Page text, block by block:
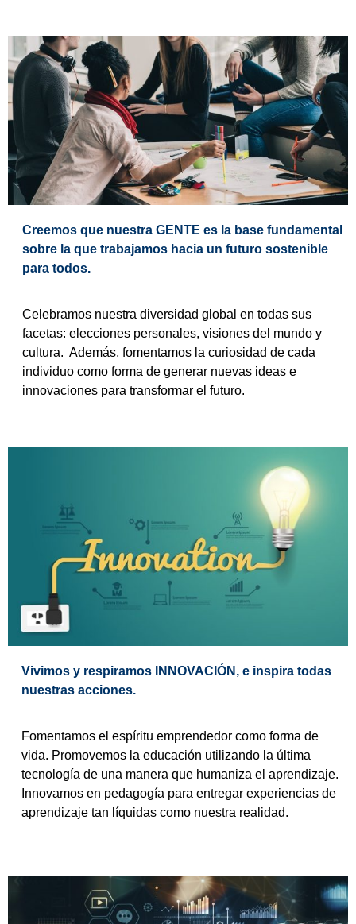
Creemos que nuestra GENTE es la base fundamental
sobre la que trabajamos hacia un futuro sostenible
para todos.
Celebramos nuestra diversidad global en todas sus
facetas: elecciones personales, visiones del mundo y
cultura. Además, fomentamos la curiosidad de cada
individuo como forma de generar nuevas ideas e
innovaciones para transformar el futuro.
Vivimos y respiramos INNOVACIÓN, e inspira todas
nuestras acciones.
Fomentamos el espíritu emprendedor como forma de
vida. Promovemos la educación utilizando la última
tecnología de una manera que humaniza el aprendizaje.
Innovamos en pedagogía para entregar experiencias de
aprendizaje tan líquidas como nuestra realidad.